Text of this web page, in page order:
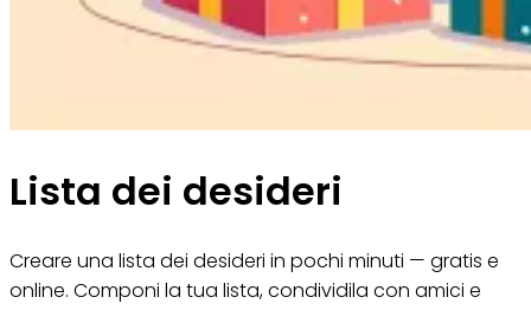
Lista dei desideri
Creare una lista dei desideri in pochi minuti — gratis e
online. Componi la tua lista, condividila con amici e